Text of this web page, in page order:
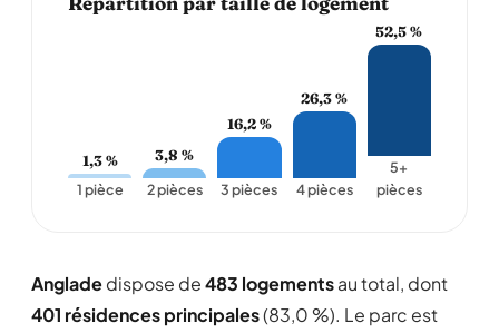
1,3 %
1 pièce
3,8 %
2 pièces
16,2 %
3 pièces
26,3 %
4 pièces
52,5 %
5+
pièces
Angladedispose de483 logementsau total, dont
401 résidences principales(83,0 %). Le parc est